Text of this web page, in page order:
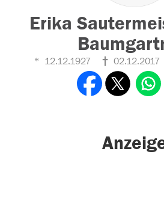
Erika
12.12.1927 02.12.2017